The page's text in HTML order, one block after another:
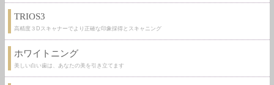
TRIOS3
高精度３Dスキャナーでより正確な印象採得とスキャニング
ホワイトニング
美しい白い歯は、あなたの美を引き立てます